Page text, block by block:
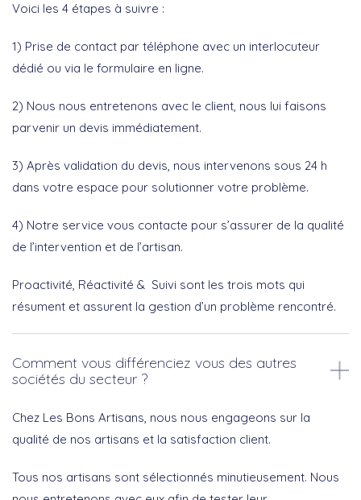
Voici les 4 étapes à suivre :
1) Prise de contact par téléphone avec un interlocuteur
dédié ou via le formulaire en ligne.
2) Nous nous entretenons avec le client, nous lui faisons
parvenir un devis immédiatement.
3) Après validation du devis, nous intervenons sous 24 h
dans votre espace pour solutionner votre problème.
4) Notre service vous contacte pour s’assurer de la qualité
de l’intervention et de l’artisan.
Proactivité, Réactivité & Suivi sont les trois mots qui
résument et assurent la gestion d’un problème rencontré.
Comment vous différenciez vous des autres
sociétés du secteur ?
Chez Les Bons Artisans, nous nous engageons sur la
qualité de nos artisans et la satisfaction client.
Tous nos artisans sont sélectionnés minutieusement. Nous